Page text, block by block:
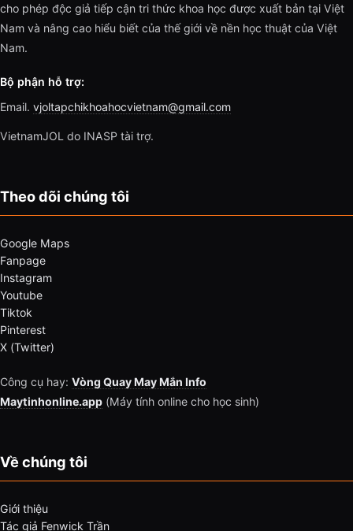
cho phép độc giả tiếp cận tri thức khoa học được xuất bản tại Việt
Nam và nâng cao hiểu biết của thế giới về nền học thuật của Việt
Nam.
Bộ phận hỗ trợ:
Email. vjoltapchikhoahocvietnam@gmail.com
VietnamJOL do INASP tài trợ.
Theo dõi chúng tôi
Google Maps
Fanpage
Instagram
Youtube
Tiktok
Pinterest
X (Twitter)
Công cụ hay: Vòng Quay May Mắn Info
Maytinhonline.app (Máy tính online cho học sinh)
Về chúng tôi
Giới thiệu
Tác giả Fenwick Trần